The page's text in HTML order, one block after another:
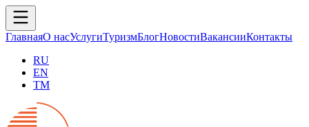
ГлавнаяО насУслугиТуризмБлогНовостиВакансииКонтакты
RU
EN
TM